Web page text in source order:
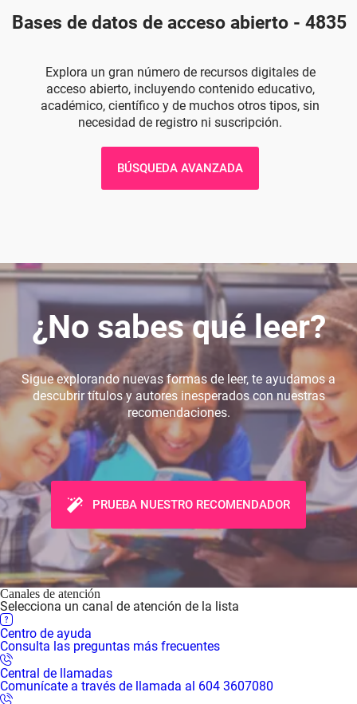
Bases de datos de acceso abierto - 4835
Explora un gran número de recursos digitales de
acceso abierto, incluyendo contenido educativo,
académico, científico y de muchos otros tipos, sin
necesidad de registro ni suscripción.
BÚSQUEDA AVANZADA
¿No sabes qué leer?
Sigue explorando nuevas formas de leer, te ayudamos a
descubrir títulos y autores inesperados con nuestras
recomendaciones.
PRUEBA NUESTRO RECOMENDADOR
Canales de atención
Selecciona un canal de atención de la lista
Centro de ayuda
Consulta las preguntas más frecuentes
Central de llamadas
Comunícate a través de llamada al 604 3607080